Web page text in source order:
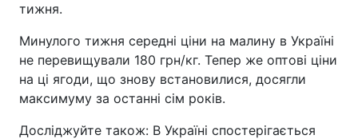
тижня.
Минулого тижня середні ціни на малину в Україні
не перевищували 180 грн/кг. Тепер же оптові ціни
на ці ягоди, що знову встановилися, досягли
максимуму за останні сім років.
Досліджуйте також: В Україні спостерігається